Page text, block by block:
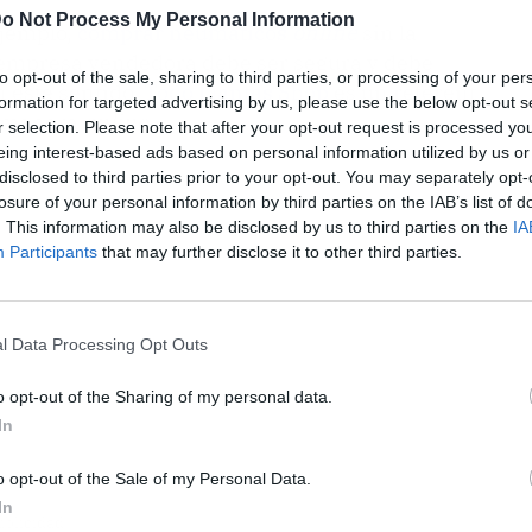
Not Process My Personal Information
opt-out of the sale, sharing to third parties, or processing of your
for targeted advertising by us, please use the below opt-out
selection. Please note that after your opt-out request is processed
interest-based ads based on personal information utilized by us
to third parties prior to your opt-out. You may separately
of your personal information by third parties on the IAB’s list of
This information may also be disclosed by us to third parties on the
Participants that may further disclose it to other third parties.
Data Processing Opt Outs
opt-out of the Sharing of my personal data.
opt-out of the Sale of my Personal Data.
comprar neumáticosonline
vendedora debe ser segura y debe
este sentido,Todo Llantas Shopes un referent
online.